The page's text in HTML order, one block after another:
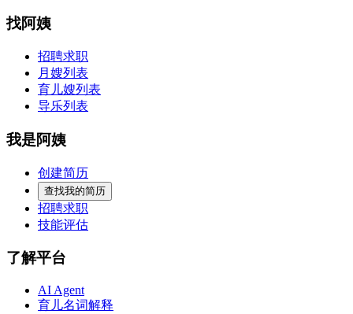
找阿姨
招聘求职
月嫂列表
育儿嫂列表
导乐列表
我是阿姨
创建简历
查找我的简历
招聘求职
技能评估
了解平台
AI Agent
育儿名词解释